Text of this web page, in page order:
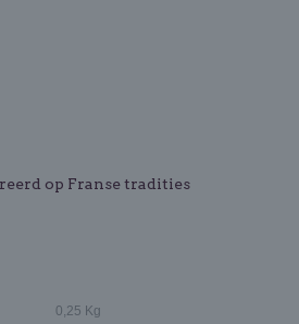
op Franse tradities
0,25 Kg